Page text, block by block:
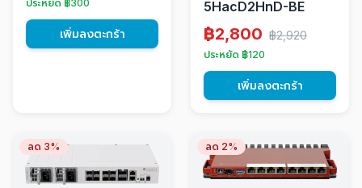
ประหยัด ฿300
เพิ่มลงตะกร้า
5HacD2HnD-BE
฿2,800 ฿2,920
ประหยัด ฿120
เพิ่มลงตะกร้า
ลด 3% ลด 2%